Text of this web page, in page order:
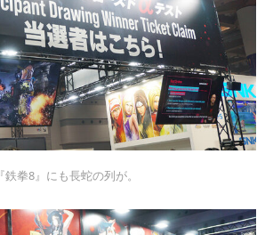
『鉄拳8』にも長蛇の列が。